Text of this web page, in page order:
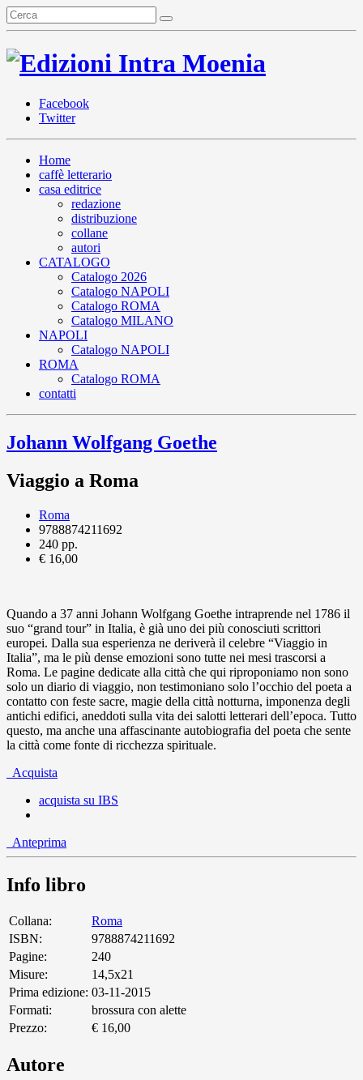
Facebook
Twitter
Home
caffè letterario
casa editrice
redazione
distribuzione
collane
autori
CATALOGO
Catalogo 2026
Catalogo NAPOLI
Catalogo ROMA
Catalogo MILANO
NAPOLI
Catalogo NAPOLI
ROMA
Catalogo ROMA
contatti
Johann Wolfgang Goethe
Viaggio a Roma
Roma
9788874211692
240 pp.
€ 16,00
Quando a 37 anni Johann Wolfgang Goethe intraprende nel 1786 il
suo “grand tour” in Italia, è già uno dei più conosciuti scrittori
europei. Dalla sua esperienza ne deriverà il celebre “Viaggio in
Italia”, ma le più dense emozioni sono tutte nei mesi trascorsi a
Roma. Le pagine dedicate alla città che qui riproponiamo non sono
solo un diario di viaggio, non testimoniano solo l’occhio del poeta a
contatto con feste sacre, magie della città notturna, imponenza degli
antichi edifici, aneddoti sulla vita dei salotti letterari dell’epoca. Tutto
questo, ma anche una affascinante autobiografia del poeta che sente
la città come fonte di ricchezza spirituale.
Acquista
acquista su IBS
Anteprima
Info libro
Collana:
Roma
ISBN:
9788874211692
Pagine:
240
Misure:
14,5x21
Prima edizione: 03-11-2015
Formati:
brossura con alette
Prezzo:
€ 16,00
Autore